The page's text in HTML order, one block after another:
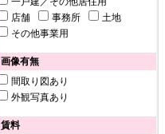
店舗
事務所
土地
その他事業用
画像有無
間取り図あり
外観写真あり
賃料